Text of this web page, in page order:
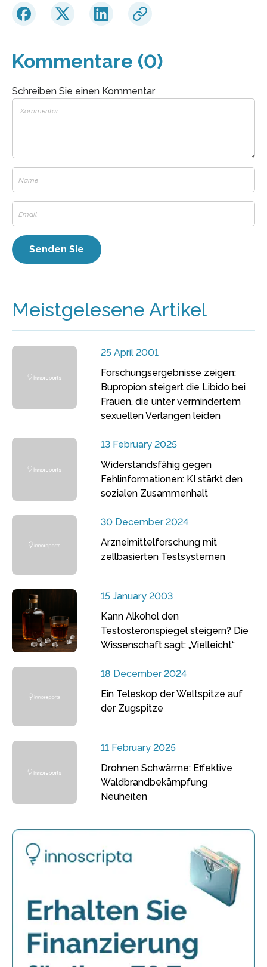
Kommentare (0)
Schreiben Sie einen Kommentar
Meistgelesene Artikel
25 April 2001
Forschungsergebnisse zeigen:
Bupropion steigert die Libido bei
Frauen, die unter vermindertem
sexuellen Verlangen leiden
13 February 2025
Widerstandsfähig gegen
Fehlinformationen: KI stärkt den
sozialen Zusammenhalt
30 December 2024
Arzneimittelforschung mit
zellbasierten Testsystemen
15 January 2003
Kann Alkohol den
Testosteronspiegel steigern? Die
Wissenschaft sagt: „Vielleicht“
18 December 2024
Ein Teleskop der Weltspitze auf
der Zugspitze
11 February 2025
Drohnen Schwärme: Effektive
Waldbrandbekämpfung
Neuheiten